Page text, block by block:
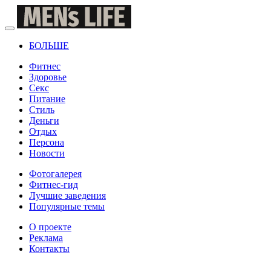
БОЛЬШЕ
Фитнес
Здоровье
Секс
Питание
Стиль
Деньги
Отдых
Персона
Новости
Фотогалерея
Фитнес-гид
Лучшие заведения
Популярные темы
О проекте
Реклама
Контакты